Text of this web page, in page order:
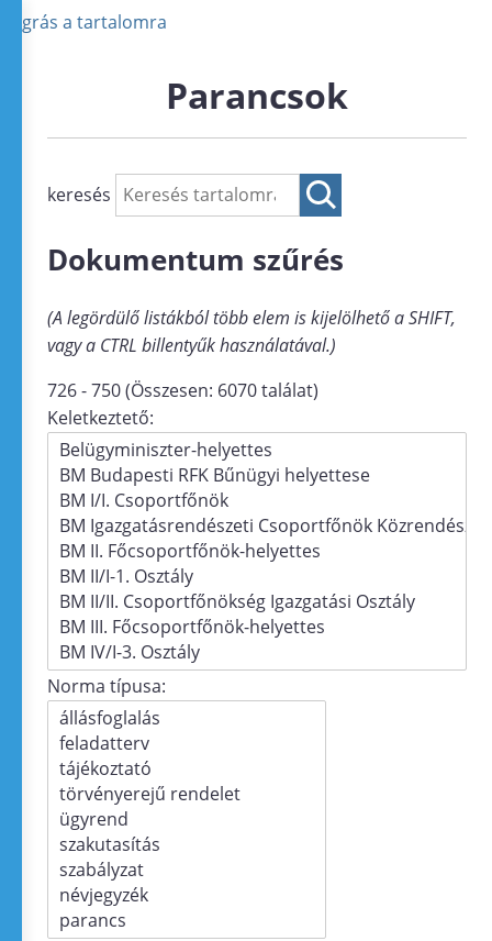
Ugrás a tartalomra
Parancsok
keresés
Dokumentum szűrés
(A legördülő listákból több elem is kijelölhető a SHIFT,
vagy a CTRL billentyűk használatával.)
726 - 750 (Összesen: 6070 találat)
Keletkeztető:
Norma típusa: